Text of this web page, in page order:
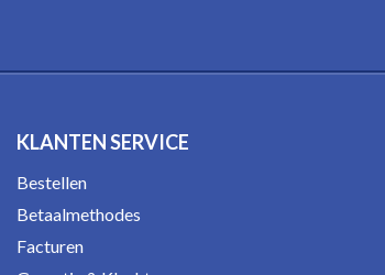
KLANTEN SERVICE
Bestellen
Betaalmethodes
Facturen